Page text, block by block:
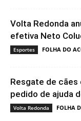
Volta Redonda
efetiva Neto
Esportes FOLHA DO
Resgate de
pedido de ajuda
Volta Redonda FOLHA